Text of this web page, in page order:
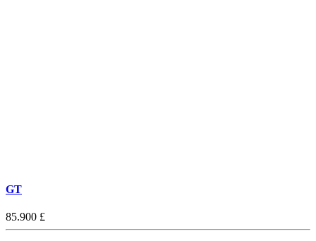
GT
85.900 £